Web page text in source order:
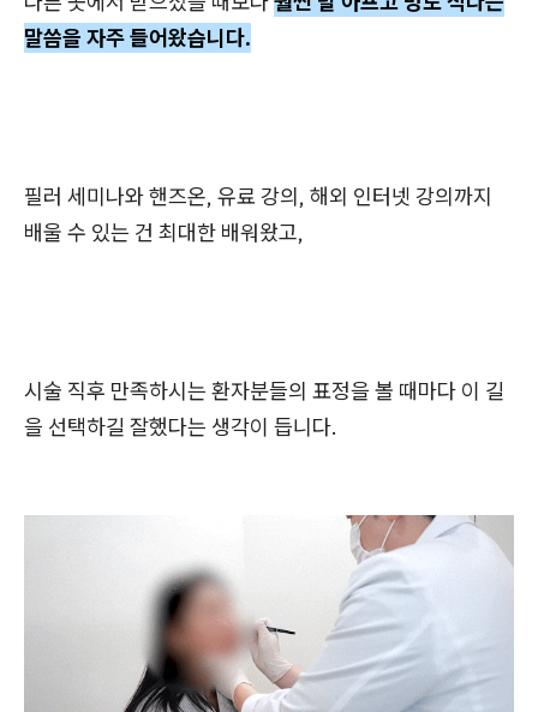
말씀을 자주 들어왔습니다.
필러 세미나와 핸즈온, 유료 강의, 해외 인터넷 강의까지
배울 수 있는 건 최대한 배워왔고,
시술 직후 만족하시는 환자분들의 표정을 볼 때마다 이 길
을 선택하길 잘했다는 생각이 듭니다.